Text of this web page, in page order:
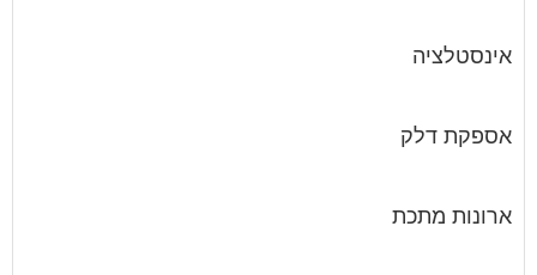
אינסטלציה
אספקת דלק
ארונות מתכת